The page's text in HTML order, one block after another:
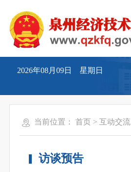
2026年08月09日 星期日
当前位置： 首页 >互动交流
访谈预告